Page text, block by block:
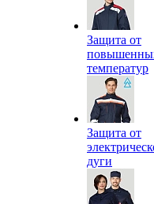
Защита от
температур
Защита от
дуги